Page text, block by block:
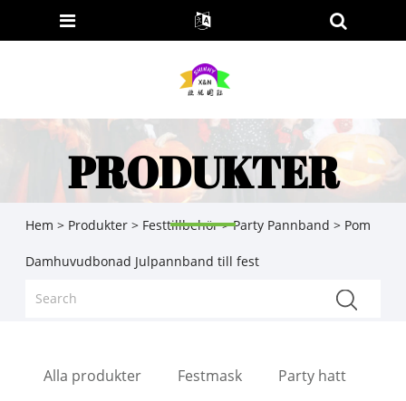
PRODUKTER
Hem > Produkter> Festtillbehör>Party Pannband > Pom
Damhuvudbonad Julpannband till fest
Alla produkter Festmask Party hatt